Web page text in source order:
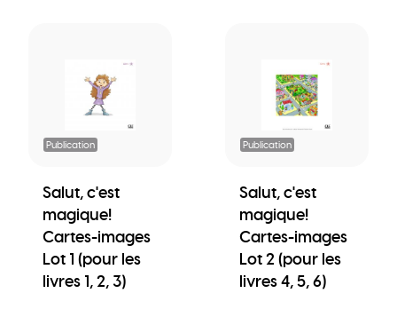
Publication
Salut, c'est
magique!
Cartes-images
Lot 1 (pour les
livres 1, 2, 3)
Publication
Salut, c'est
magique!
Cartes-images
Lot 2 (pour les
livres 4, 5, 6)